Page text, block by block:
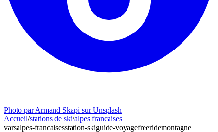
Photo par Armand Skapi sur Unsplash
Accueil/stations de ski/alpes francaises
varsalpes-francaisesstation-skiguide-voyagefreeridemontagne